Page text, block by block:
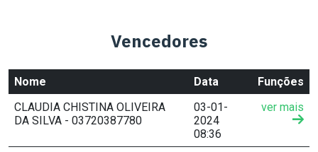
Vencedores
Nome Data
Funções
CLAUDIA CHISTINA OLIVEIRA
DA SILVA - 03720387780
03-01-
2024
08:36
ver mais